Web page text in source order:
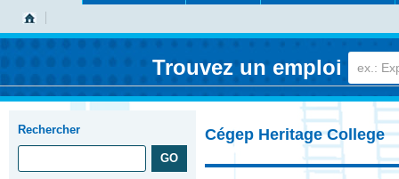
Trouvez un emploi
Rechercher Cégep Heritage College